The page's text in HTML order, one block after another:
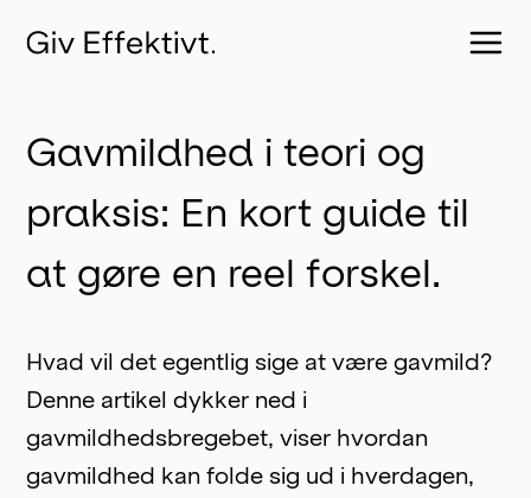
Gavmildhed i teori og
praksis: En kort guide til
at gøre en reel forskel.
Hvad vil det egentlig sige at være gavmild?
Denne artikel dykker ned i
gavmildhedsbregebet, viser hvordan
gavmildhed kan folde sig ud i hverdagen,